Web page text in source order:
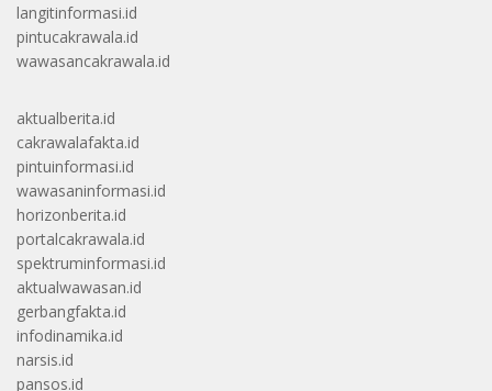
langitinformasi.id
pintucakrawala.id
wawasancakrawala.id
aktualberita.id
cakrawalafakta.id
pintuinformasi.id
wawasaninformasi.id
horizonberita.id
portalcakrawala.id
spektruminformasi.id
aktualwawasan.id
gerbangfakta.id
infodinamika.id
narsis.id
pansos.id